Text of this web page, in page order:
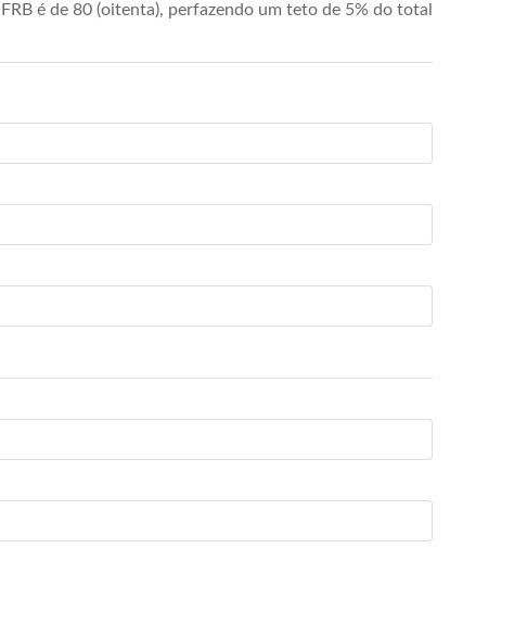
é de 80 (oitenta), perfazendo um teto de 5% do total